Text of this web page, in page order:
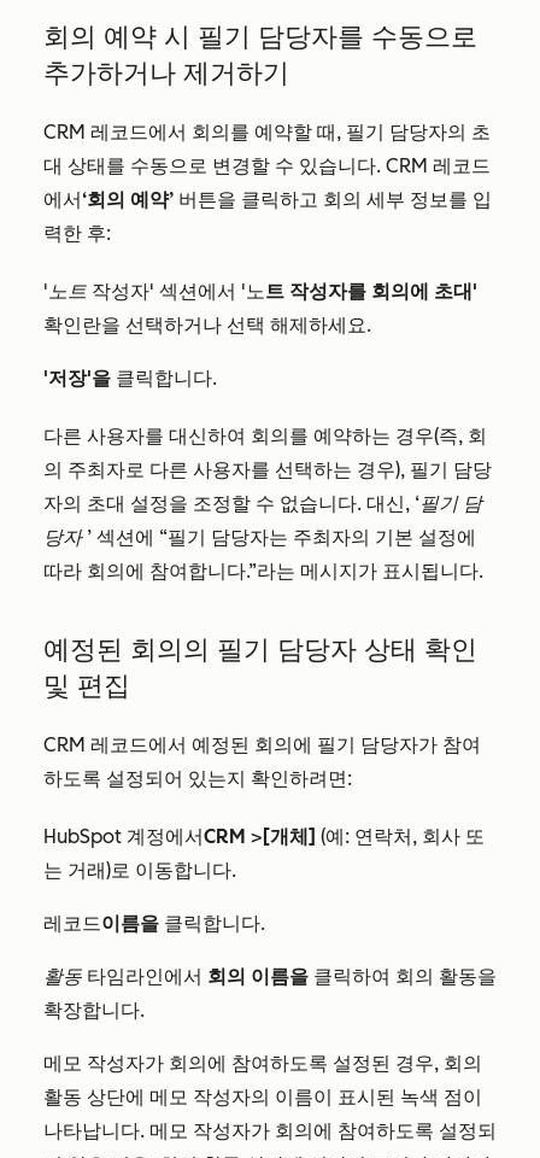
회의 예약 시 필기 담당자를 수동으로
추가하거나 제거하기
CRM 레코드에서 회의를 예약할 때, 필기 담당자의 초
대 상태를 수동으로 변경할 수 있습니다. CRM 레코드
에서‘회의 예약’ 버튼을 클릭하고 회의 세부 정보를 입
력한 후:
'노트 작성자' 섹션에서 '노트 작성자를 회의에 초대'
확인란을 선택하거나 선택 해제하세요.
'저장'을 클릭합니다.
다른 사용자를 대신하여 회의를 예약하는 경우(즉, 회
의 주최자로 다른 사용자를 선택하는 경우), 필기 담당
자의 초대 설정을 조정할 수 없습니다. 대신, ‘필기 담
당자’ 섹션에 “필기 담당자는 주최자의 기본 설정에
따라 회의에 참여합니다.”라는 메시지가 표시됩니다.
예정된 회의의 필기 담당자 상태 확인
및 편집
CRM 레코드에서 예정된 회의에 필기 담당자가 참여
하도록 설정되어 있는지 확인하려면:
HubSpot 계정에서CRM > [개체] (예: 연락처, 회사 또
는 거래)로 이동합니다.
레코드이름을 클릭합니다.
활동 타임라인에서 회의 이름을 클릭하여 회의 활동을
확장합니다.
메모 작성자가 회의에 참여하도록 설정된 경우, 회의
활동 상단에 메모 작성자의 이름이 표시된 녹색 점이
나타납니다. 메모 작성자가 회의에 참여하도록 설정되